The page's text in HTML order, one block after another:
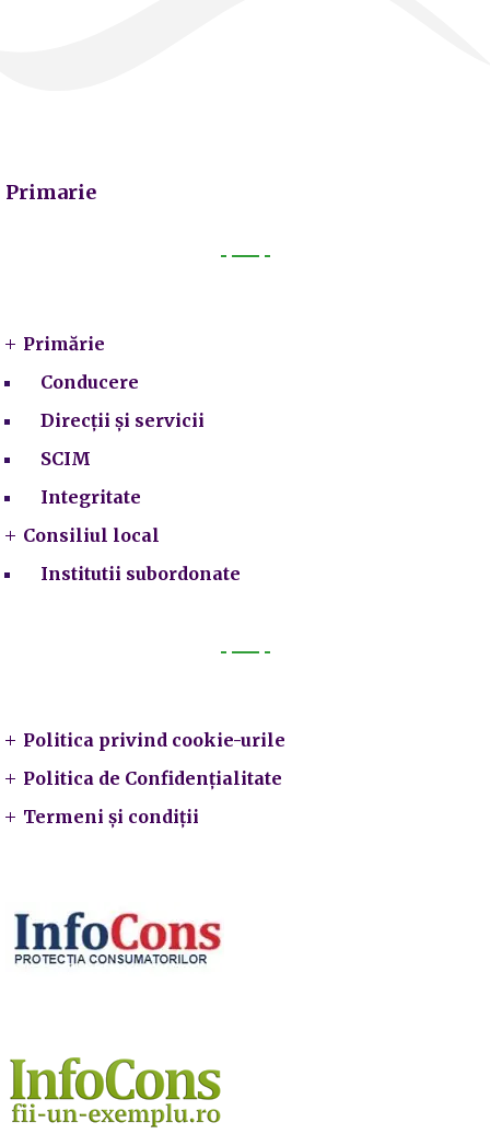
Primarie
Primărie
Conducere
Direcții și servicii
SCIM
Integritate
Consiliul local
Institutii subordonate
Politica privind cookie-urile
Politica de Confidențialitate
Termeni și condiții